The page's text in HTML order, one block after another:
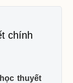
chính
thuyết